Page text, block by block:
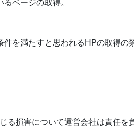
ページの取得。
を満たすと思われるHPの取得の
る損害について運営会社は責任を